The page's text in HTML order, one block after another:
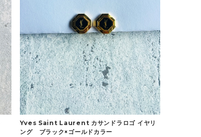
Yves Saint Laurent カサンドラロゴ イヤリ
ング ブラック×ゴールドカラー